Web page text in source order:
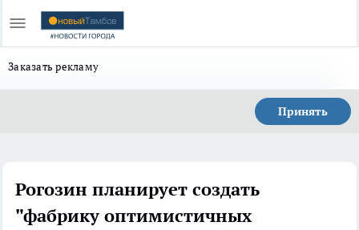
Заказать рекламу
Принять
Рогозин планирует создать
"фабрику оптимистичных